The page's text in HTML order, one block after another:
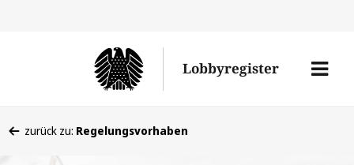
Lobbyregister
Menü
befinden
zurück zu: Regelungsvorhaben